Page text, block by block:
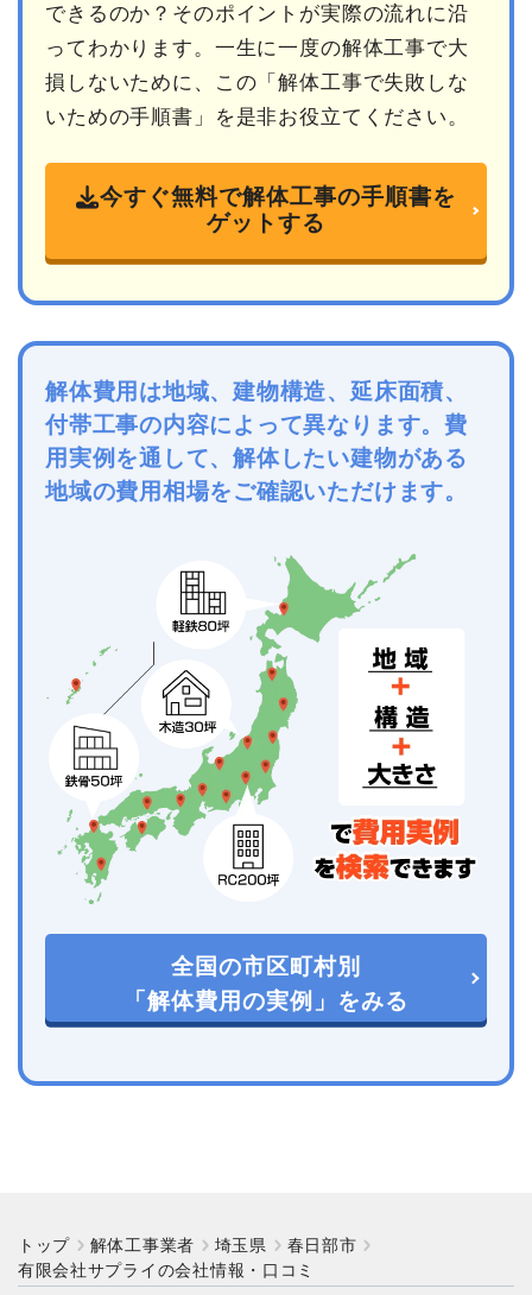
できるのか？そのポイントが実際の流れに沿
ってわかります。一生に一度の解体工事で大
損しないために、この「解体工事で失敗しな
いための手順書」を是非お役立てください。
今すぐ無料で解体工事の手順書を
ゲットする
解体費用は地域、建物構造、延床面積、
付帯工事の内容によって異なります。費
用実例を通して、解体したい建物がある
地域の費用相場をご確認いただけます。
全国の市区町村別
「解体費用の実例」をみる
トップ 解体工事業者 埼玉県
春日部市
有限会社サプライの会社情報・口コミ